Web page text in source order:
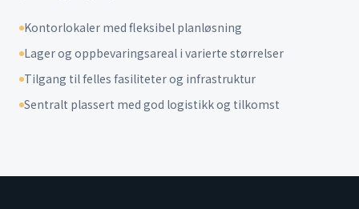
Kontorlokaler med fleksibel planløsning
Lager og oppbevaringsareal i varierte størrelser
Tilgang til felles fasiliteter og infrastruktur
Sentralt plassert med god logistikk og tilkomst